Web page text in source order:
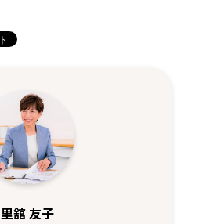
里舘 友子